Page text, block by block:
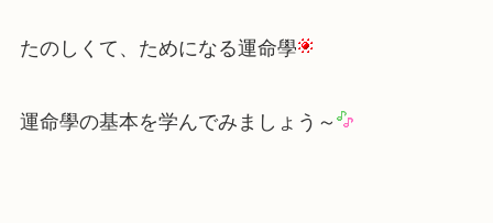
たのしくて、ためになる運命學
運命學の基本を学んでみましょう～